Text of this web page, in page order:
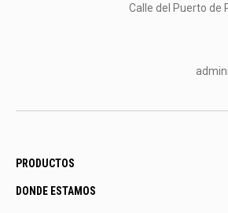
Calle del Puerto de
PRODUCTOS
DONDE ESTAMOS